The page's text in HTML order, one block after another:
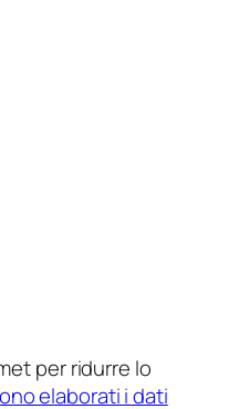
per ridurre lo
elaborati i dati